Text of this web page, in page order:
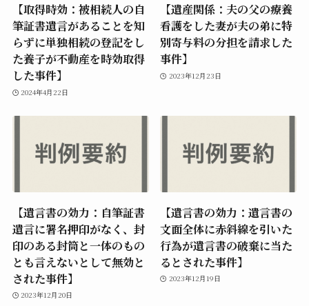
【取得時効：被相続人の自
筆証書遺言があることを知
らずに単独相続の登記をし
た養子が不動産を時効取得
した事件】
2024年4月22日
【遺産関係：夫の父の療養
看護をした妻が夫の弟に特
別寄与料の分担を請求した
事件】
2023年12月23日
【遺言書の効力：自筆証書
遺言に署名押印がなく、封
印のある封筒と一体のもの
とも言えないとして無効と
された事件】
2023年12月20日
【遺言書の効力：遺言書の
文面全体に赤斜線を引いた
行為が遺言書の破棄に当た
るとされた事件】
2023年12月19日